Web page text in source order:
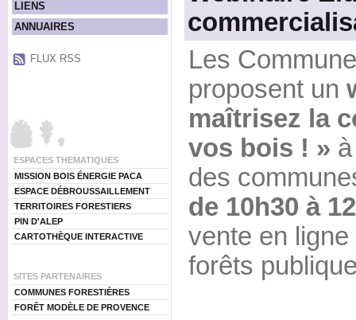
LIENS
ANNUAIRES
FLUX RSS
ESPACES THEMATIQUES
MISSION BOIS ÉNERGIE PACA
ESPACE DÉBROUSSAILLEMENT
TERRITOIRES FORESTIERS
PIN D'ALEP
CARTOTHÈQUE INTERACTIVE
SITES PARTENAIRES
COMMUNES FORESTIÈRES
FORÊT MODÈLE DE PROVENCE
Les
proposent un
maîtrisez la
vos bois ! »
des
de 10h30 à
vente en
forêts